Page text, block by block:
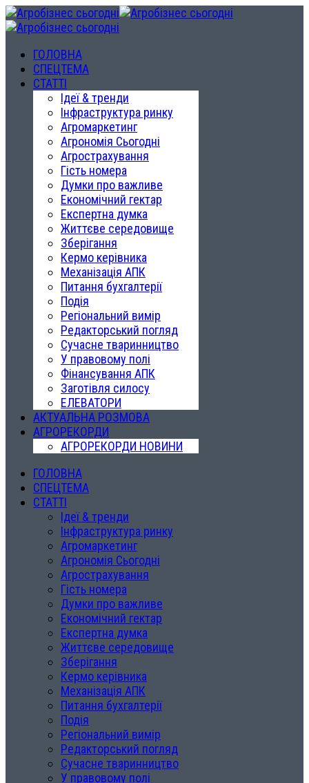
ГОЛОВНА
СПЕЦТЕМА
СТАТТІ
Ідеї & тренди
Інфраструктура ринку
Агромаркетинг
Агрономія Сьогодні
Агрострахування
Гість номера
Думки про важливе
Економічний гектар
Експертна думка
Життєве середовище
Зберігання
Кермо керівника
Механізація АПК
Питання бухгалтерії
Подія
Регіональний вимір
Редакторський погляд
Сучасне тваринництво
У правовому полі
Фінансування АПК
Заготівля силосу
ЕЛЕВАТОРИ
АКТУАЛЬНА РОЗМОВА
АГРОРЕКОРДИ
АГРОРЕКОРДИ НОВИНИ
ГОЛОВНА
СПЕЦТЕМА
СТАТТІ
Ідеї & тренди
Інфраструктура ринку
Агромаркетинг
Агрономія Сьогодні
Агрострахування
Гість номера
Думки про важливе
Економічний гектар
Експертна думка
Життєве середовище
Зберігання
Кермо керівника
Механізація АПК
Питання бухгалтерії
Подія
Регіональний вимір
Редакторський погляд
Сучасне тваринництво
У правовому полі